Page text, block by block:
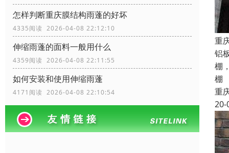
怎样判断重庆膜结构雨蓬的好坏
4335阅读 2026-04-08 22:12:10
伸缩雨蓬的面料一般用什么
4359阅读 2026-04-08 22:11:55
如何安装和使用伸缩雨蓬
4171阅读 2026-04-08 22:10:54
重
铝
棚
棚
重
20-